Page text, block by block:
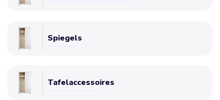
Spiegels
Tafelaccessoires